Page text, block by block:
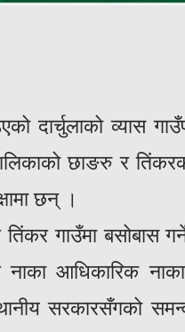
दार्चुलाको व्यास
छाङरु र
छन् ।
गाउँमा बसोबास
नाका आधिकारिक
सरकारसँगको